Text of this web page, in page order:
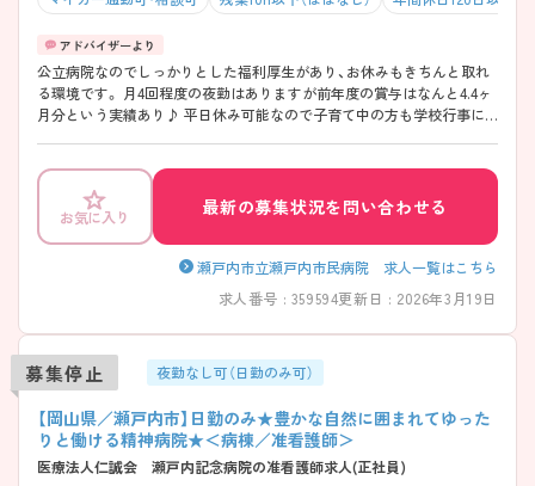
公立病院なのでしっかりとした福利厚生があり、お休みもきちんと取れ
る環境です。 月4回程度の夜勤はありますが前年度の賞与はなんと4.4ヶ
月分という実績あり♪ 平日休み可能なので子育て中の方も学校行事に
お気に入り 最新の募集状況を問い合わせる
瀬戸内市立瀬戸内市民病院 求人一覧はこちら
求人番号 : 359594更新日 : 2026年3月19日
募集停止 夜勤なし可（日勤のみ可）
【岡山県／瀬戸内市】日勤のみ★豊かな自然に囲まれてゆった
りと働ける精神病院★＜病棟／准看護師＞
医療法人仁誠会 瀬戸内記念病院の准看護師求人(正社員)